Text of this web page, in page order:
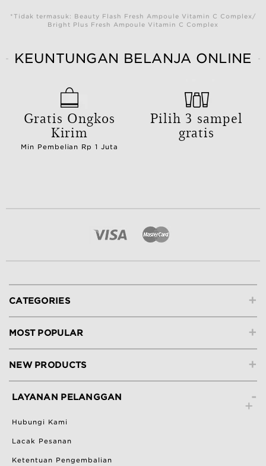
*Tidak termasuk: Beauty Flash Fresh Ampoule Vitamin C Complex/
Bright Plus Fresh Ampoule Vitamin C Complex
KEUNTUNGAN BELANJA ONLINE
Gratis Ongkos
Kirim
Min Pembelian Rp 1 Juta
Pilih 3 sampel
gratis
+
CATEGORIES
+
MOST POPULAR
+
NEW PRODUCTS
-
LAYANAN PELANGGAN
Hubungi Kami
Lacak Pesanan
Ketentuan Pengembalian